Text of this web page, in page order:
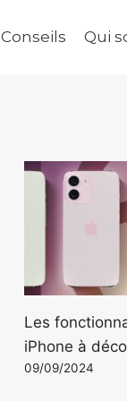
Conseils Qui
Les
iPhone à
09/09/2024